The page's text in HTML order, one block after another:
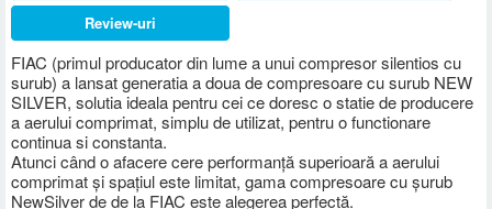
FIAC (primul producator din lume a unui compresor silentios cu
surub) a lansat generatia a doua de compresoare cu surub NEW
SILVER, solutia ideala pentru cei ce doresc o statie de producere
a aerului comprimat, simplu de utilizat, pentru o functionare
continua si constanta.
Atunci când o afacere cere performanță superioară a aerului
comprimat și spațiul este limitat, gama compresoare cu șurub
NewSilver de de la FIAC este alegerea perfectă.
Review-uri